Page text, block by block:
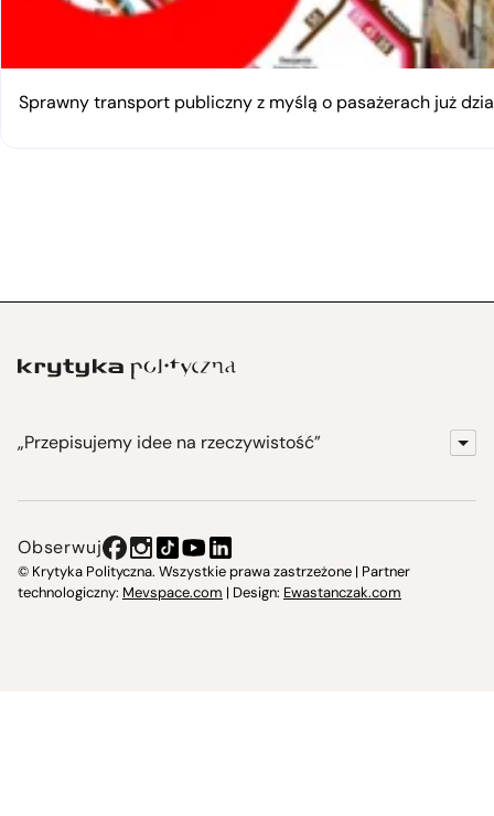
Sprawny transport publiczny z myślą o pasażerach już
„Przepisujemy idee na rzeczywistość”
Instytut Krytyki Politycznej
Obserwuj
© Krytyka Polityczna. Wszystkie prawa zastrzeżone | Partner
technologiczny: Mevspace.com | Design: Ewastanczak.com